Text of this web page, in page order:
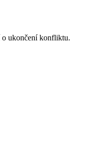
o ukončení konfliktu.